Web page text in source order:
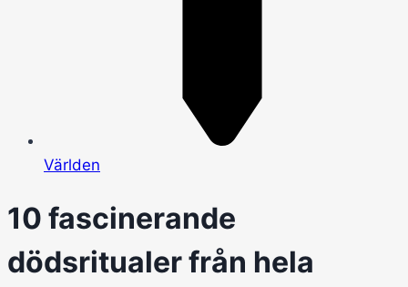
Världen
10 fascinerande
dödsritualer från hela